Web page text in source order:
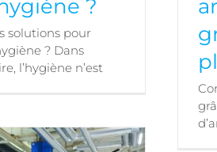
solutions pour
d’hygiène ?
?
solutions pour
? Dans
l’hygiène n’est